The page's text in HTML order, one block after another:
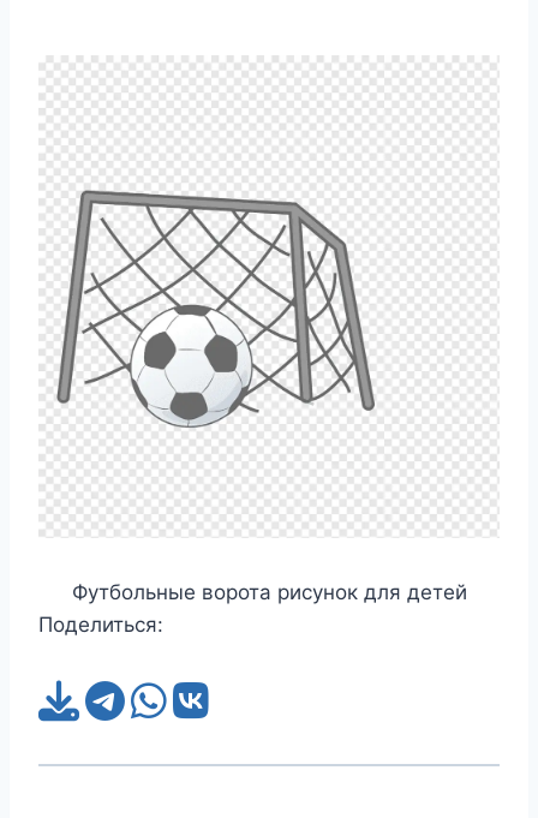
Футбольные ворота рисунок для детей
Поделиться: